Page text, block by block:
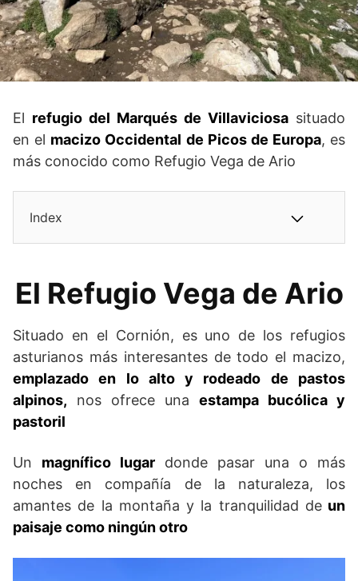
El refugio del Marqués de Villaviciosa situado
en el macizo Occidental de Picos de Europa, es
más conocido como Refugio Vega de Ario
Index
El Refugio Vega de Ario
Situado en el Cornión, es uno de los refugios
asturianos más interesantes de todo el macizo,
emplazado en lo alto y rodeado de pastos
alpinos, nos ofrece una estampa bucólica y
pastoril
Un magnífico lugar donde pasar una o más
noches en compañía de la naturaleza, los
amantes de la montaña y la tranquilidad deun
paisaje como ningún otro